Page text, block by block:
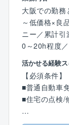
実現できる職
大阪での勤務
～低価格×良
ニー／累計
0～20h程度
【業務内容】
同社で建築
トとして、点
■定期点検（
臨時点検をチ
活かせる経験
【必須条件】
■普通自動車
■住宅の点検/
【歓迎条件】